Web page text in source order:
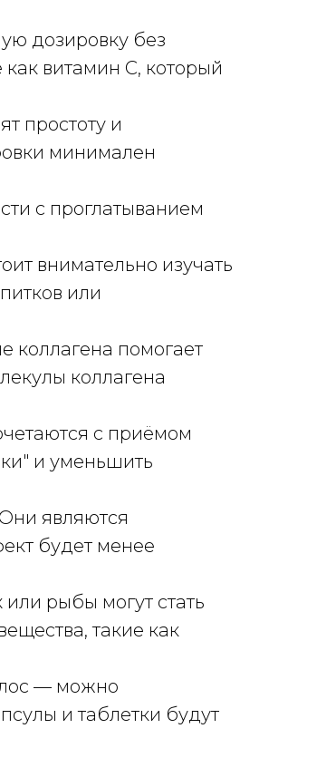
дозировку без
витамин С, который
простоту и
минимален
с проглатыванием
внимательно изучать
или
коллагена помогает
коллагена
с приёмом
и уменьшить
являются
будет менее
рыбы могут стать
такие как
— можно
и таблетки будут